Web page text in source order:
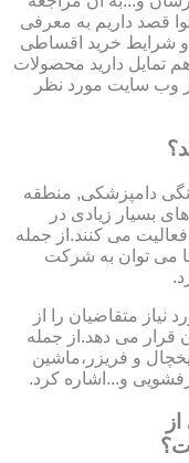
قصد داریم به معرفی
و شرایط خرید اقساطی
تمایل دارید محصولات
از وب سایت مورد نظر
دامپزشکی, منطقه
بسیار زیادی در
می کنند.از جمله
می توان به شرکت
متقاضیان را از
قرار می دهد.از جمله
و فریزر،ماشین
و...اشاره کرد.